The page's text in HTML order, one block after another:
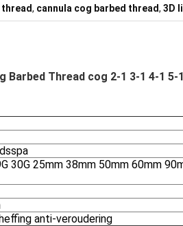
thread, cannula cog barbed thread, 3D
Barbed Thread cog 2-1 3-1 4-1
30G 25mm 38mm 50mm 60mm
anti-veroudering